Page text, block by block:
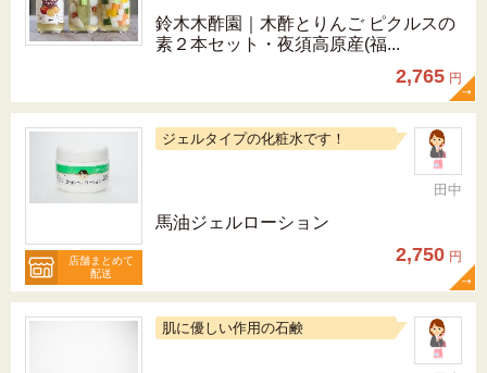
鈴木木酢園｜木酢とりんご ピクルスの
素２本セット・夜須高原産(福...
2,765 円
店舗まとめて
配送
ジェルタイプの化粧水です！
田中
馬油ジェルローション
2,750 円
肌に優しい作用の石鹸